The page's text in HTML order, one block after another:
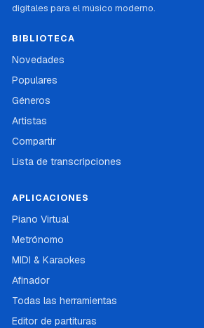
digitales para el músico moderno.
BIBLIOTECA
Novedades
Populares
Géneros
Artistas
Compartir
Lista de transcripciones
APLICACIONES
Piano Virtual
Metrónomo
MIDI & Karaokes
Afinador
Todas las herramientas
Editor de partituras